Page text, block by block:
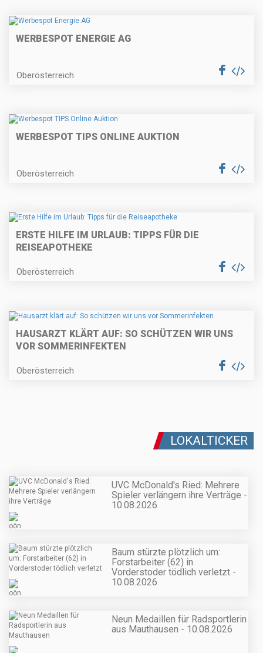
WERBESPOT ENERGIE AG
Oberösterreich
WERBESPOT TIPS ONLINE AUKTION
Oberösterreich
ERSTE HILFE IM URLAUB: TIPPS FÜR DIE
REISEAPOTHEKE
Oberösterreich
HAUSARZT KLÄRT AUF: SO SCHÜTZEN WIR UNS
VOR SOMMERINFEKTEN
Oberösterreich
LOKALTICKER
UVC McDonald's Ried: Mehrere
Spieler verlängern ihre Verträge -
10.08.2026
Baum stürzte plötzlich um:
Forstarbeiter (62) in
Vorderstoder tödlich verletzt -
10.08.2026
Neun Medaillen für Radsportlerin
aus Mauthausen - 10.08.2026